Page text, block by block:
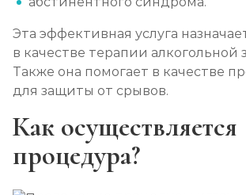
от 3 500 ₽/сутки
Лечение винного алкоголизма
от 3 500 ₽/сутки
Лечение подросткового алкоголизма
Эта эффективная услуга
в качестве терапии алкогольной
Также она помогает в качестве
для защиты от срывов.
Как осуществляется
процедура?